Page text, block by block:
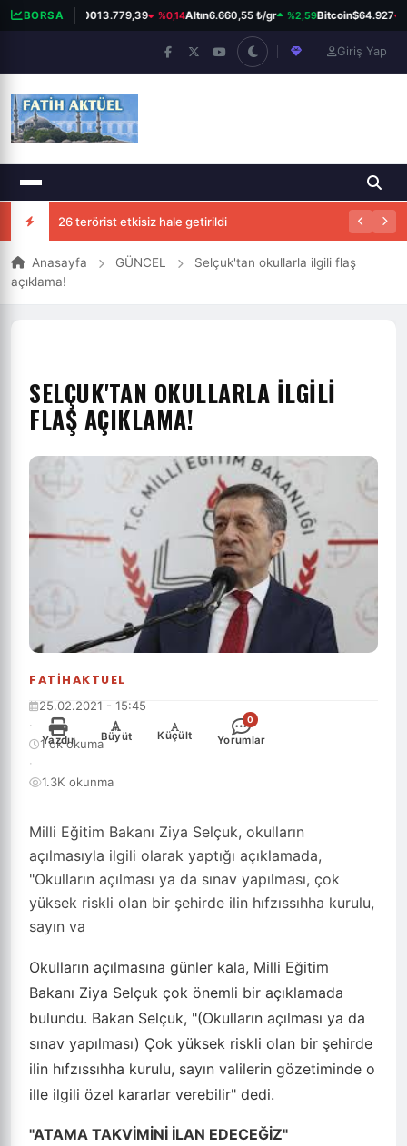
BORSABIST 10013.779,39 %0,14Altın6.660,55 ₺/gr %2,59Bitcoin$64.927
Giriş Yap
26 terörist etkisiz hale getirildi
Anasayfa GÜNCEL
Selçuk'tan okullarla ilgili flaş
açıklama!
FATIHAKTUEL
SELÇUK'TAN OKULLARLA ILGILI
FLAŞ AÇIKLAMA!
Milli Eğitim Bakanı Ziya Selçuk, okulların
açılmasıyla ilgili olarak yaptığı açıklamada,
"Okulların açılması ya da sınav yapılması, çok
yüksek riskli olan bir şehirde ilin hıfzıssıhha kurulu,
sayın va
25.02.2021 - 15:45
·
1 dk okuma
·
1.3K okunma
Yazdır
+
Büyüt
-
Küçült
0
Yorumlar
Okulların açılmasına günler kala, Milli Eğitim
Bakanı Ziya Selçuk çok önemli bir açıklamada
bulundu. Bakan Selçuk, "(Okulların açılması ya da
sınav yapılması) Çok yüksek riskli olan bir şehirde
ilin hıfzıssıhha kurulu, sayın valilerin gözetiminde o
ille ilgili özel kararlar verebilir" dedi.
"ATAMA TAKVİMİNİ İLAN EDECEĞİZ"